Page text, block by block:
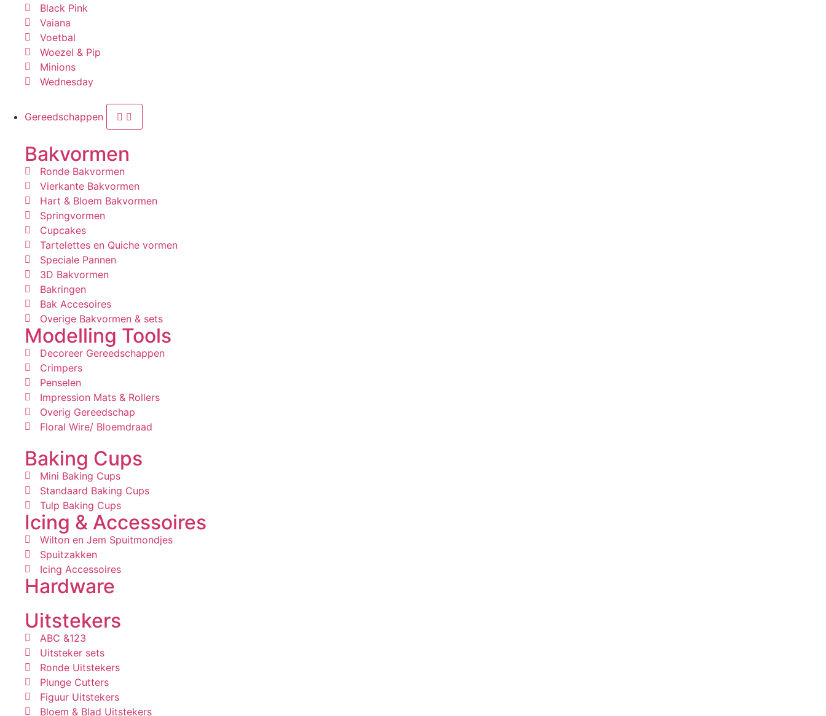
Black Pink
Vaiana
Voetbal
Woezel & Pip
Minions
Wednesday
Gereedschappen
Bakvormen
Ronde Bakvormen
Vierkante Bakvormen
Hart & Bloem Bakvormen
Springvormen
Cupcakes
Tartelettes en Quiche vormen
Speciale Pannen
3D Bakvormen
Bakringen
Bak Accesoires
Overige Bakvormen & sets
Modelling Tools
Decoreer Gereedschappen
Crimpers
Penselen
Impression Mats & Rollers
Overig Gereedschap
Floral Wire/ Bloemdraad
Baking Cups
Mini Baking Cups
Standaard Baking Cups
Tulp Baking Cups
Icing & Accessoires
Wilton en Jem Spuitmondjes
Spuitzakken
Icing Accessoires
Hardware
Uitstekers
ABC &123
Uitsteker sets
Ronde Uitstekers
Plunge Cutters
Figuur Uitstekers
Bloem & Blad Uitstekers